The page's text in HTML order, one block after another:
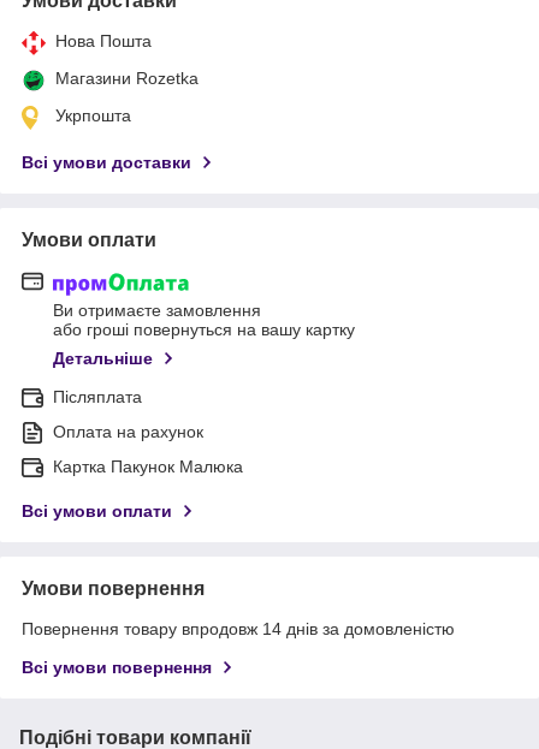
Нова Пошта
Магазини Rozetka
Укрпошта
Всі умови доставки
Умови оплати
Ви отримаєте замовлення
або гроші повернуться на вашу картку
Детальніше
Післяплата
Оплата на рахунок
Картка Пакунок Малюка
Всі умови оплати
Умови повернення
Повернення товару впродовж 14 днів за домовленістю
Всі умови повернення
Подібні товари компанії